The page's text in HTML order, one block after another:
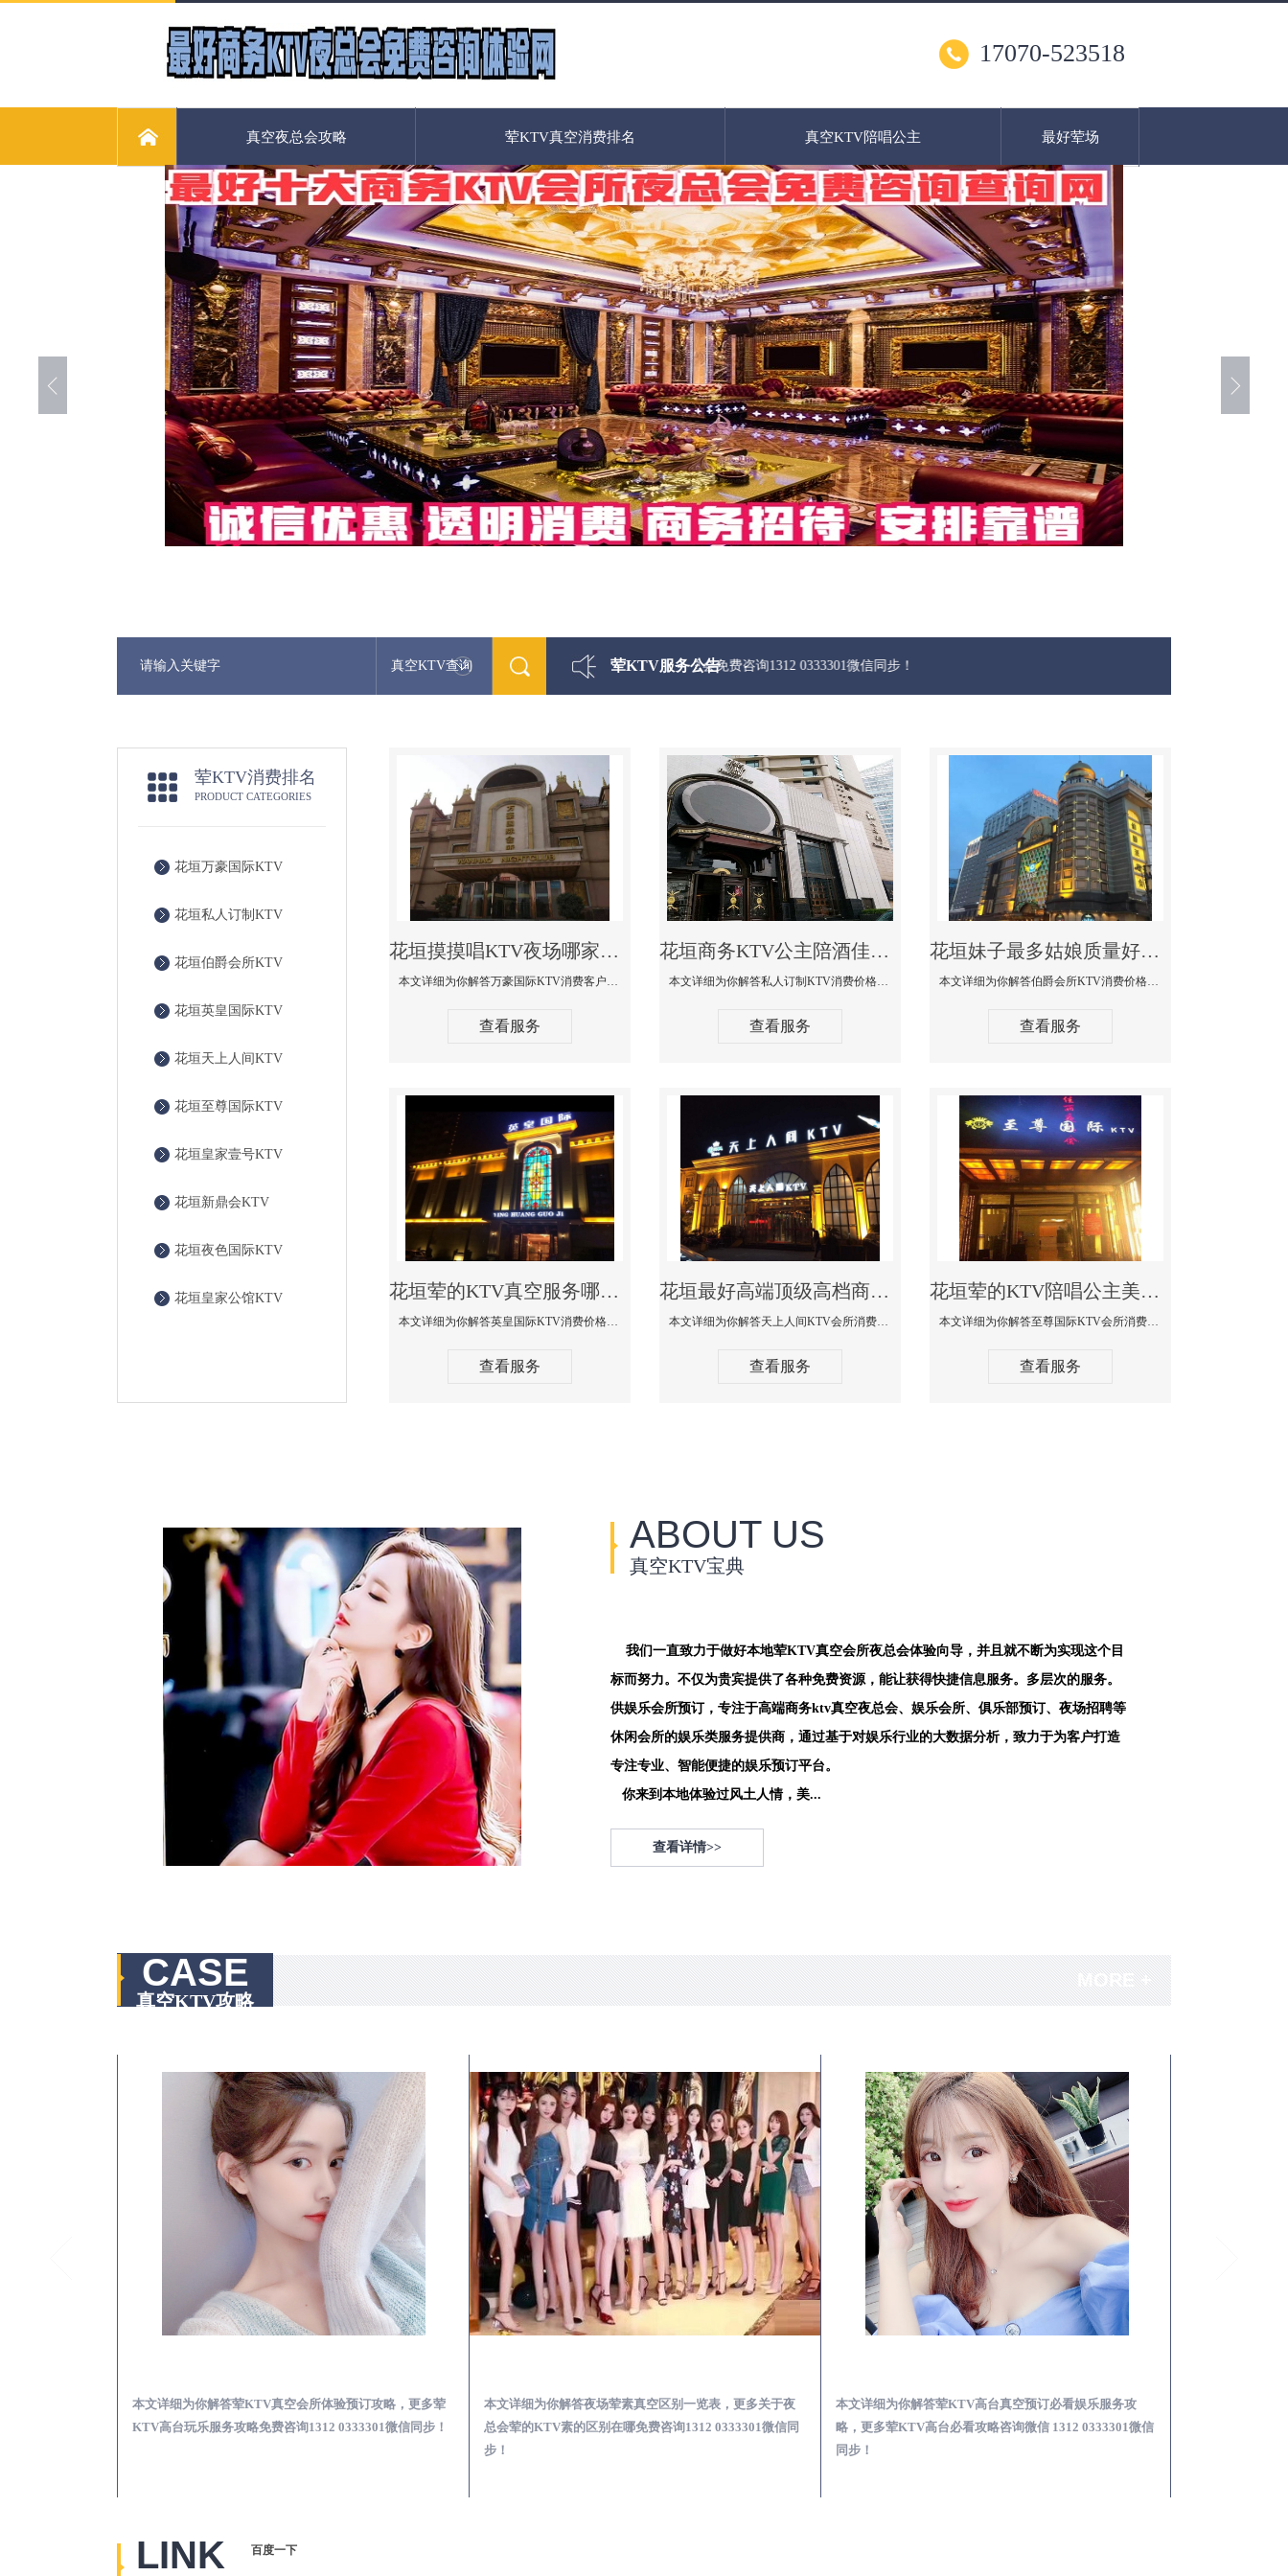
17070-523518
真空夜总会攻略 荤KTV真空消费排名 真空KTV陪唱公主 最好荤场
真空KTV查询 荤KTV服务公告
最新荤KTV真空夜总会免费咨询1312 0333301微信同步！
荤KTV消费排名
PRODUCT CATEGORIES
花垣万豪国际KTV
花垣私人订制KTV
花垣伯爵会所KTV
花垣英皇国际KTV
花垣天上人间KTV
花垣至尊国际KTV
花垣皇家壹号KTV
花垣新鼎会KTV
花垣夜色国际KTV
花垣皇家公馆KTV
花垣摸摸唱KTV夜场哪家好玩开放-万豪国际KTV消费客户点评
本文详细为你解答万豪国际KTV消费客户点评，更多关于摸摸唱KTV夜场哪家好玩开放咨询1312 0333301微信同步！
查看服务
花垣商务KTV公主陪酒佳丽漂亮哪家多-私人订制KTV消费价格口碑点评
本文详细为你解答私人订制KTV消费价格口碑点评，更多关于商务KTV公主陪酒佳丽漂亮哪家多免费咨询1312 0333301微信同步！
查看服务
花垣妹子最多姑娘质量好的真空夜总会KTV-伯爵会所KTV消费点评
本文详细为你解答伯爵会所KTV消费价格点评，更多关于妹子最多姑娘质量好的真空夜总会KTV免费咨询1312 0333301微信同步！
查看服务
花垣荤的KTV真空服务哪家好-英皇国际KTV消费价格口碑点评
本文详细为你解答英皇国际KTV消费价格点评，更多关于荤的KTV真空服务哪家好免费咨询1312 0333301微信同步！
查看服务
花垣最好高端顶级高档商务KTV夜总会-天上人间KTV消费点评
本文详细为你解答天上人间KTV会所消费价格点评，更多关于最好高端顶级高档商务KTV夜总会免费咨询1312 0333301微信同步！
查看服务
花垣荤的KTV陪唱公主美女哪家最多-至尊国际KTV会所消费价格
本文详细为你解答至尊国际KTV会所消费价格点评，更多关于荤的KTV陪唱公主美女哪家最多免费咨询1312 0333301微信同步！
查看服务
ABOUT US
真空KTV宝典
我们一直致力于做好本地荤KTV真空会所夜总会体验向导，并且就不断为实现这个目
标而努力。不仅为贵宾提供了各种免费资源，能让获得快捷信息服务。多层次的服务。
供娱乐会所预订，专注于高端商务ktv真空夜总会、娱乐会所、俱乐部预订、夜场招聘等
休闲会所的娱乐类服务提供商，通过基于对娱乐行业的大数据分析，致力于为客户打造
专注专业、智能便捷的娱乐预订平台。
你来到本地体验过风土人情，美...
查看详情>>
CASE
真空KTV攻略
本文详细为你解答荤KTV真空会所体验预订攻略，更多荤
KTV高台玩乐服务攻略免费咨询1312 0333301微信同步！
本文详细为你解答夜场荤素真空区别一览表，更多关于夜
总会荤的KTV素的区别在哪免费咨询1312 0333301微信同
步！
本文详细为你解答荤KTV高台真空预订必看娱乐服务攻
略，更多荤KTV高台必看攻略咨询微信 1312 0333301微信
同步！
LINK 百度一下